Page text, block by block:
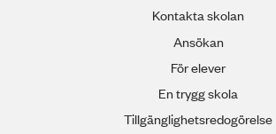
Kontakta skolan
Ansökan
För elever
En trygg skola
Tillgänglighetsredogörelse